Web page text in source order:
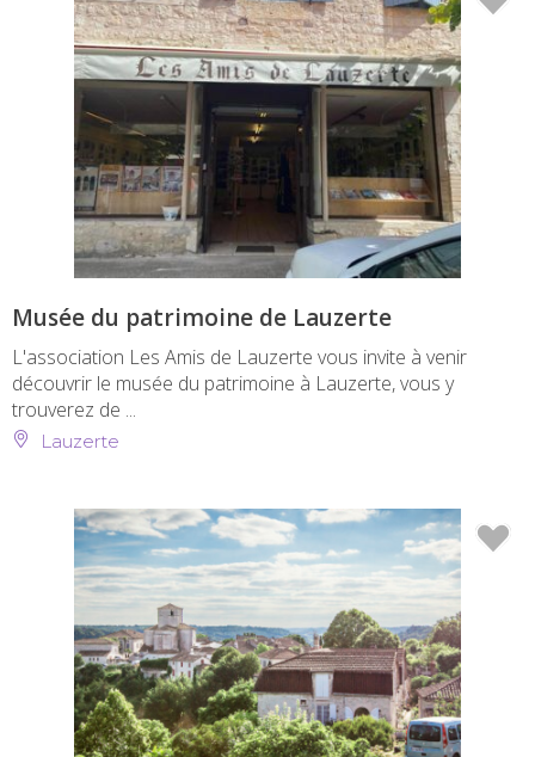
Musée du patrimoine de Lauzerte
L'association Les Amis de Lauzerte vous invite à venir
découvrir le musée du patrimoine à Lauzerte, vous y
trouverez de ...
Lauzerte